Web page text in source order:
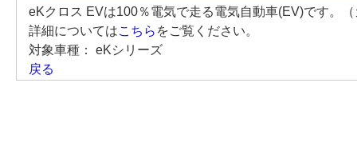
eKクロス EVは100％電気で走る電気自動車(EV)です。
詳細についてはこちら をご覧ください。
対象車種：
eKシリーズ
戻る